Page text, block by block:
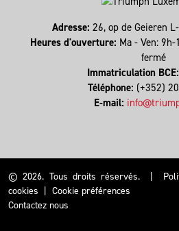
Adresse: 26, op de Geieren
Heures d'ouverture: Ma - Ven:
fermé
Immatriculation BCE:
Téléphone: (+352)
E-mail:
© 2026. Tous droits réservés.
cookies
Cookie préférences
Contactez nous